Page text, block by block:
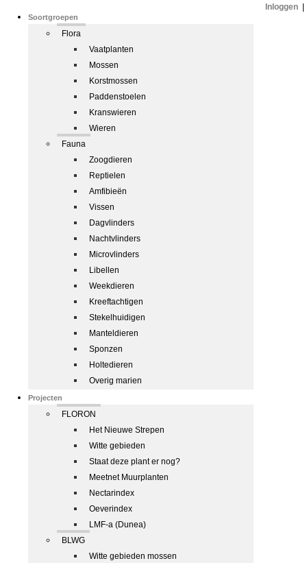
Soortgroepen
Flora
Vaatplanten
Mossen
Korstmossen
Paddenstoelen
Kranswieren
Wieren
Fauna
Zoogdieren
Reptielen
Amfibieën
Vissen
Dagvlinders
Nachtvlinders
Microvlinders
Libellen
Weekdieren
Kreeftachtigen
Stekelhuidigen
Manteldieren
Sponzen
Holtedieren
Overig marien
Projecten
FLORON
Het Nieuwe Strepen
Witte gebieden
Staat deze plant er nog?
Meetnet Muurplanten
Nectarindex
Oeverindex
LMF-a (Dunea)
BLWG
Witte gebieden mossen
Inloggen